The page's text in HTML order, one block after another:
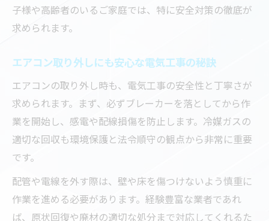
納得できる電気工事予算の立て方とポイン
ト
子様や高齢者のいるご家庭では、特に安全対策の徹底が
求められます。
エアコン取り外しにも安心な電気工事の秘訣
エアコンの取り外し時も、電気工事の安全性と丁寧さが
求められます。まず、必ずブレーカーを落としてから作
業を開始し、感電や配線損傷を防止します。冷媒ガスの
適切な回収も環境保護と法令順守の観点から非常に重要
です。
配管や電線を外す際は、壁や床を傷つけないよう慎重に
作業を進める必要があります。経験豊富な業者であれ
ば、原状回復や廃材の適切な処分まで対応してくれるた